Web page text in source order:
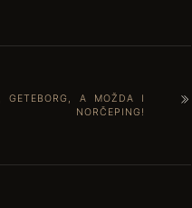
GETEBORG, A MOŽDA I
NORČEPING!